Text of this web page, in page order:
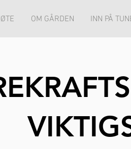
OM GÅRDEN INN PÅ